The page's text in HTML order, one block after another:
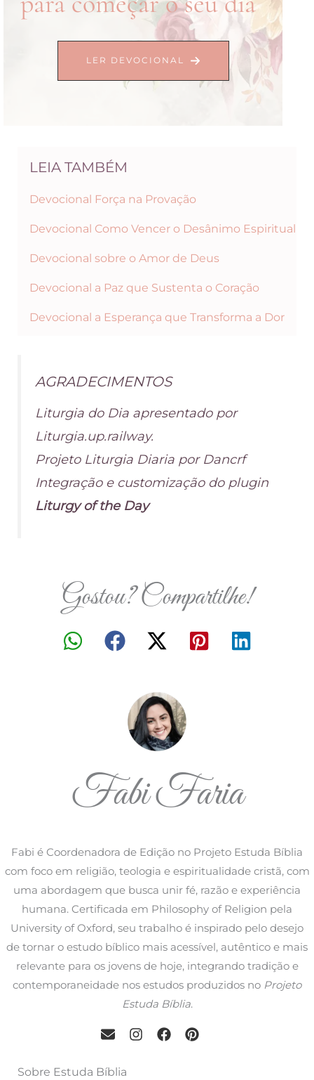
LER DEVOCIONAL
LEIA TAMBÉM
Devocional Força na Provação
Devocional Como Vencer o Desânimo Espiritual
Devocional sobre o Amor de Deus
Devocional a Paz que Sustenta o Coração
Devocional a Esperança que Transforma a Dor
AGRADECIMENTOS
Liturgia do Dia apresentado por
Liturgia.up.railway.
Projeto Liturgia Diaria por Dancrf
Integração e customização do plugin
Liturgy of the Day
Gostou? Compartilhe!
Fabi Faria
Fabi é Coordenadora de Edição no Projeto Estuda Bíblia
com foco em religião, teologia e espiritualidade cristã, com
uma abordagem que busca unir fé, razão e experiência
humana. Certificada em Philosophy of Religion pela
University of Oxford, seu trabalho é inspirado pelo desejo
de tornar o estudo bíblico mais acessível, autêntico e mais
relevante para os jovens de hoje, integrando tradição e
contemporaneidade nos estudos produzidos no Projeto
Estuda Bíblia.
Sobre Estuda Bíblia